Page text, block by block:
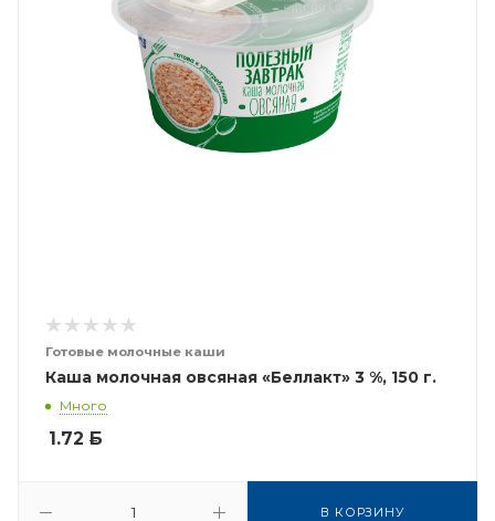
Готовые молочные каши
Каша молочная овсяная «Беллакт» 3 %, 150 г.
Много
1.72 Б
В КОРЗИНУ